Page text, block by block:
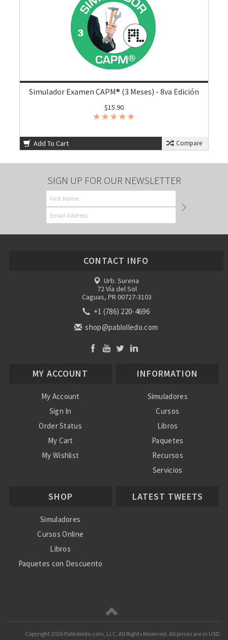
Simulador Examen CAPM® (3 Meses) - 8va Edición
$15.90
Add To Cart Compare
SIGN UP FOR OUR NEWSLETTER
CONTACT INFO
Urb. Surena
72 Vía del Sol
Caguas, PR 00727-3103
+1 (786) 220-4696
shop@pablolledo.com
MY ACCOUNT
My Account
Sign In
Order Status
My Cart
My Wishlist
INFORMATION
Simuladores
Cursos
Libros
Paquetes
Recursos
Servicios
Ayuda
SHOP
Simuladores
Cursos Online
Libros
Paquetes con Descuento
LATEST TWEETS
Copyright2026 Pablolledo.com, LLC. All Rights Reserved. All prices are in USD.